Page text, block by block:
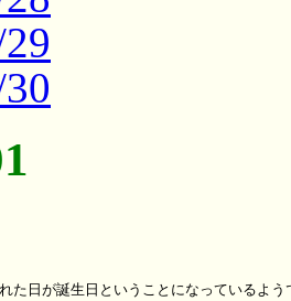
た日が誕生日ということになっているよう